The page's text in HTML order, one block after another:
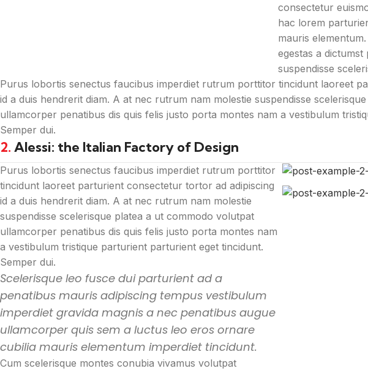
consectetur
hac lorem
mauris
egestas a
suspendisse
Purus lobortis senectus faucibus imperdiet rutrum porttitor tincidunt laoreet
id a duis hendrerit diam. A at nec rutrum nam molestie suspendisse
ullamcorper penatibus dis quis felis justo porta montes nam a vestibulum
Semper dui.
2. Alessi: the Italian Factory of Design
Purus lobortis senectus faucibus imperdiet rutrum porttitor
tincidunt laoreet parturient consectetur tortor ad adipiscing
id a duis hendrerit diam. A at nec rutrum nam molestie
suspendisse scelerisque platea a ut commodo volutpat
ullamcorper penatibus dis quis felis justo porta montes nam
a vestibulum tristique parturient parturient eget tincidunt.
Semper dui.
Scelerisque leo fusce dui parturient ad a
penatibus mauris adipiscing tempus vestibulum
imperdiet gravida magnis a nec penatibus augue
ullamcorper quis sem a luctus leo eros ornare
cubilia mauris elementum imperdiet tincidunt.
Cum scelerisque montes conubia vivamus volutpat